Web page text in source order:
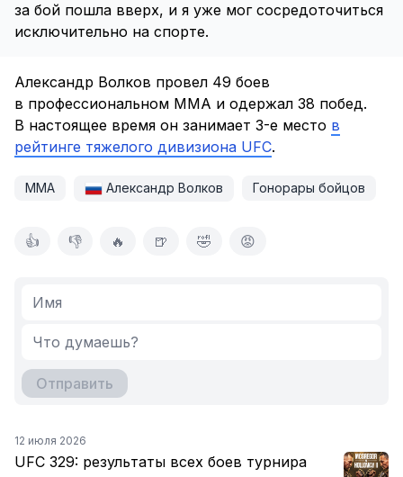
за бой пошла вверх, и я уже мог сосредоточиться
исключительно на спорте.
Александр Волков провел 49 боев
в профессиональном ММА и одержал 38 побед.
В настоящее время он занимает 3-е место в
рейтинге тяжелого дивизиона UFC.
ММА Александр Волков Гонорары бойцов
👍 👎 🔥 🍺 🤣 😡
Отправить
12 июля 2026
UFC 329: результаты всех боев турнира